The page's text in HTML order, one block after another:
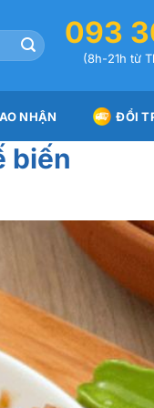
093
(8h-21h từ
NHẬN ĐỔI
biến